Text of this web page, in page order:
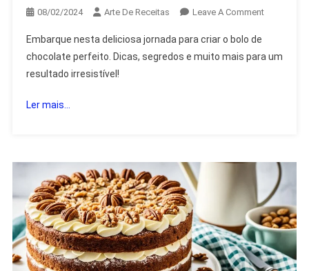
08/02/2024 Arte De Receitas Leave A CommentOn
Chocolate
Embarque nesta deliciosa jornada para criar o bolo de
chocolate perfeito. Dicas, segredos e muito mais para um
resultado irresistível!
Ler mais...